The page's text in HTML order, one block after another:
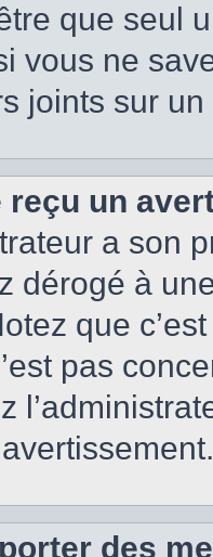
que seul
vous ne
joints sur un
reçu un
a son
dérogé à
que
pas
des